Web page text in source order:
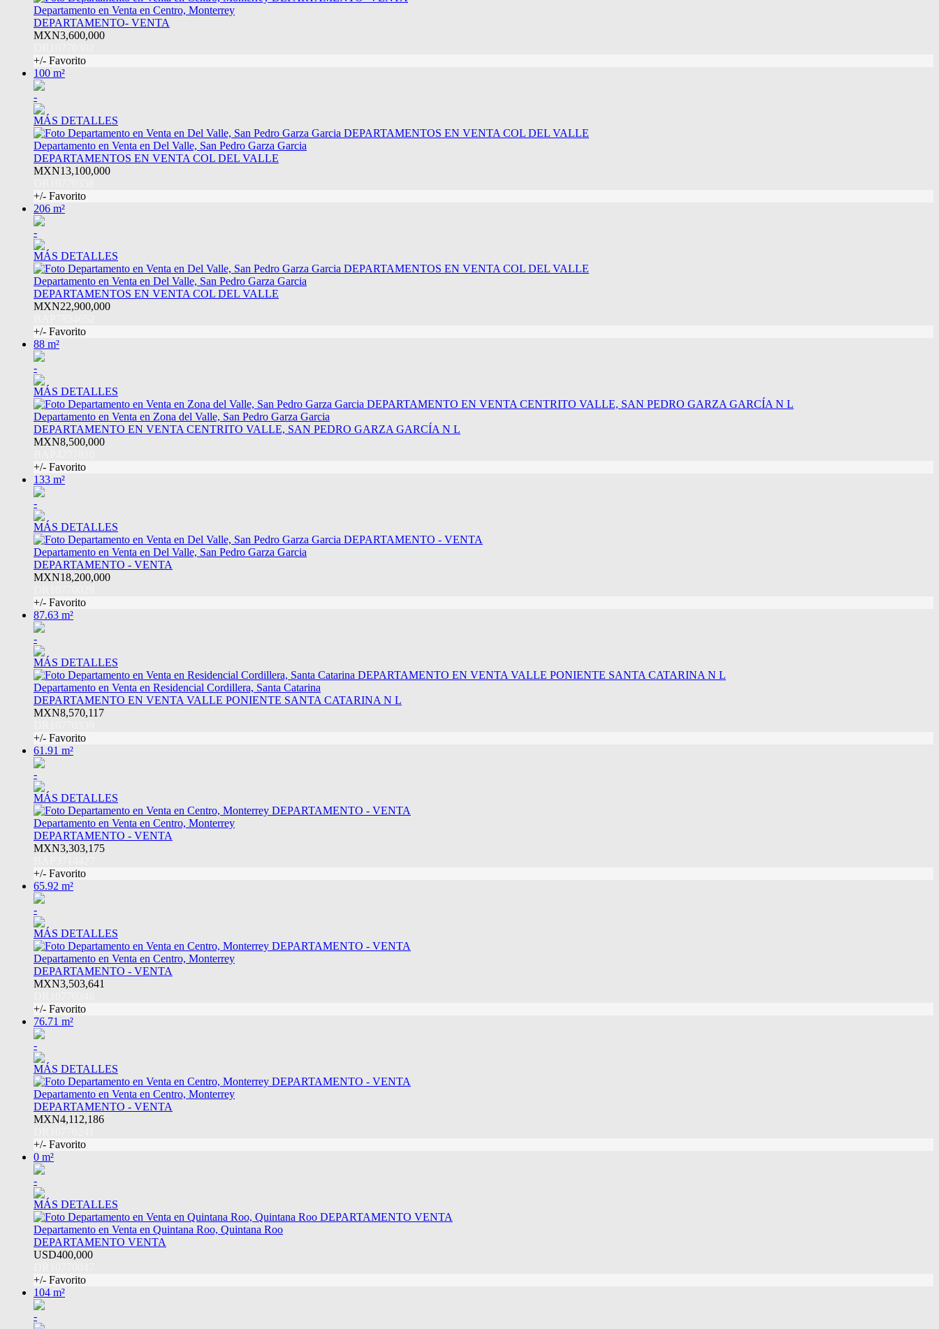
Departamento en Venta en Centro, Monterrey
DEPARTAMENTO- VENTA
MXN3,600,000
+/- Favorito
100 m²
-
MÁS DETALLES
Departamento en Venta en Del Valle, San Pedro Garza Garcia
DEPARTAMENTOS EN VENTA COL DEL VALLE
MXN13,100,000
+/- Favorito
206 m²
-
MÁS DETALLES
Departamento en Venta en Del Valle, San Pedro Garza Garcia
DEPARTAMENTOS EN VENTA COL DEL VALLE
MXN22,900,000
+/- Favorito
88 m²
-
MÁS DETALLES
Departamento en Venta en Zona del Valle, San Pedro Garza Garcia
DEPARTAMENTO EN VENTA CENTRITO VALLE, SAN PEDRO GARZA GARCÍA N L
MXN8,500,000
+/- Favorito
133 m²
-
MÁS DETALLES
Departamento en Venta en Del Valle, San Pedro Garza Garcia
DEPARTAMENTO - VENTA
MXN18,200,000
+/- Favorito
87.63 m²
-
MÁS DETALLES
Departamento en Venta en Residencial Cordillera, Santa Catarina
DEPARTAMENTO EN VENTA VALLE PONIENTE SANTA CATARINA N L
MXN8,570,117
+/- Favorito
61.91 m²
-
MÁS DETALLES
Departamento en Venta en Centro, Monterrey
DEPARTAMENTO - VENTA
MXN3,303,175
+/- Favorito
65.92 m²
-
MÁS DETALLES
Departamento en Venta en Centro, Monterrey
DEPARTAMENTO - VENTA
MXN3,503,641
+/- Favorito
76.71 m²
-
MÁS DETALLES
Departamento en Venta en Centro, Monterrey
DEPARTAMENTO - VENTA
MXN4,112,186
+/- Favorito
0 m²
-
MÁS DETALLES
Departamento en Venta en Quintana Roo, Quintana Roo
DEPARTAMENTO VENTA
USD400,000
+/- Favorito
104 m²
-